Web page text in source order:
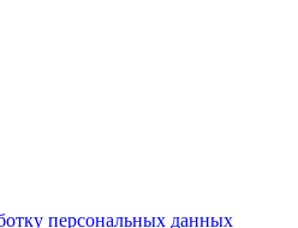
персональных данных